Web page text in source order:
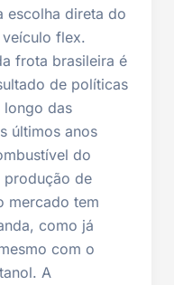
escolha direta do
flex.
frota brasileira é
de políticas
longo das
últimos anos
do
produção de
mercado tem
como já
com o
A